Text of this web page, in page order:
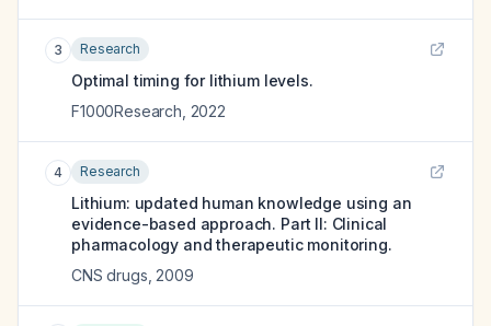
3 Research
Optimal timing for lithium levels.
F1000Research 2022
4 Research
Lithium: updated human knowledge using an
evidence-based approach. Part II: Clinical
pharmacology and therapeutic monitoring.
CNS drugs 2009